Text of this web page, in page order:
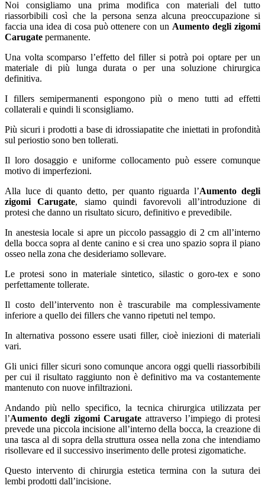
Noi consigliamo una prima modifica con materiali del tutto
riassorbibili così che la persona senza alcuna preoccupazione si
faccia una idea di cosa può ottenere con un Aumento degli zigomi
Carugate permanente.
Una volta scomparso l’effetto del filler si potrà poi optare per un
materiale di più lunga durata o per una soluzione chirurgica
definitiva.
I fillers semipermanenti espongono più o meno tutti ad effetti
collaterali e quindi li sconsigliamo.
Più sicuri i prodotti a base di idrossiapatite che iniettati in profondità
sul periostio sono ben tollerati.
Il loro dosaggio e uniforme collocamento può essere comunque
motivo di imperfezioni.
Alla luce di quanto detto, per quanto riguarda l’Aumento degli
zigomi Carugate, siamo quindi favorevoli all’introduzione di
protesi che danno un risultato sicuro, definitivo e prevedibile.
In anestesia locale si apre un piccolo passaggio di 2 cm all’interno
della bocca sopra al dente canino e si crea uno spazio sopra il piano
osseo nella zona che desideriamo sollevare.
Le protesi sono in materiale sintetico, silastic o goro-tex e sono
perfettamente tollerate.
Il costo dell’intervento non è trascurabile ma complessivamente
inferiore a quello dei fillers che vanno ripetuti nel tempo.
In alternativa possono essere usati filler, cioè iniezioni di materiali
vari.
Gli unici filler sicuri sono comunque ancora oggi quelli riassorbibili
per cui il risultato raggiunto non è definitivo ma va costantemente
mantenuto con nuove infiltrazioni.
Andando più nello specifico, la tecnica chirurgica utilizzata per
l’Aumento degli zigomi Carugate attraverso l’impiego di protesi
prevede una piccola incisione all’interno della bocca, la creazione di
una tasca al di sopra della struttura ossea nella zona che intendiamo
risollevare ed il successivo inserimento delle protesi zigomatiche.
Questo intervento di chirurgia estetica termina con la sutura dei
lembi prodotti dall’incisione.